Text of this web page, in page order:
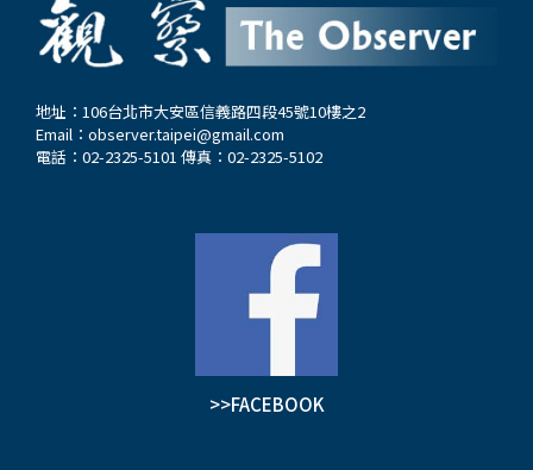
地址：106台北市大安區信義路四段45號10樓之2
Email： observer.taipei@gmail.com
電話：02-2325-5101 傳真：02-2325-5102
>>FACEBOOK